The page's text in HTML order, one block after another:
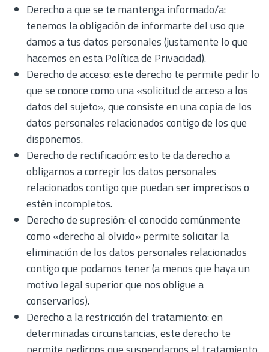
Derecho a que se te mantenga informado/a:
tenemos la obligación de informarte del uso que
damos a tus datos personales (justamente lo que
hacemos en esta Política de Privacidad).
Derecho de acceso: este derecho te permite pedir lo
que se conoce como una «solicitud de acceso a los
datos del sujeto», que consiste en una copia de los
datos personales relacionados contigo de los que
disponemos.
Derecho de rectificación: esto te da derecho a
obligarnos a corregir los datos personales
relacionados contigo que puedan ser imprecisos o
estén incompletos.
Derecho de supresión: el conocido comúnmente
como «derecho al olvido» permite solicitar la
eliminación de los datos personales relacionados
contigo que podamos tener (a menos que haya un
motivo legal superior que nos obligue a
conservarlos).
Derecho a la restricción del tratamiento: en
determinadas circunstancias, este derecho te